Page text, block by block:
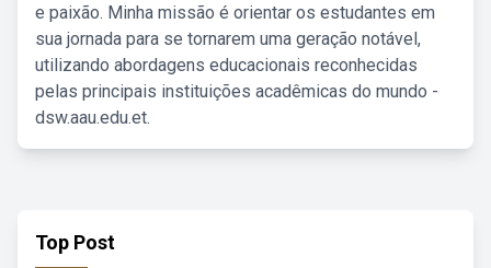
e paixão. Minha missão é orientar os estudantes em
sua jornada para se tornarem uma geração notável,
utilizando abordagens educacionais reconhecidas
pelas principais instituições acadêmicas do mundo -
dsw.aau.edu.et.
Top Post